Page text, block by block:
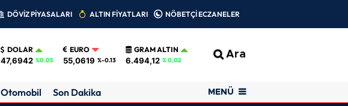
DÖVİZ PİYASALARI ALTIN FİYATLARI NÖBETÇİ ECZANELER
DOLAR
47,6942 %0.05
EURO
55,0619 %-0.13
GRAM ALTIN
6.494,12 % 0,02 Ara
Otomobil Son Dakika MENÜ